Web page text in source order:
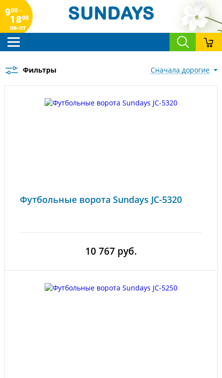
900 -
1800
пн-пт
Фильтры сначала дорогие
Футбольные ворота Sundays JC-5320
10 767 руб.